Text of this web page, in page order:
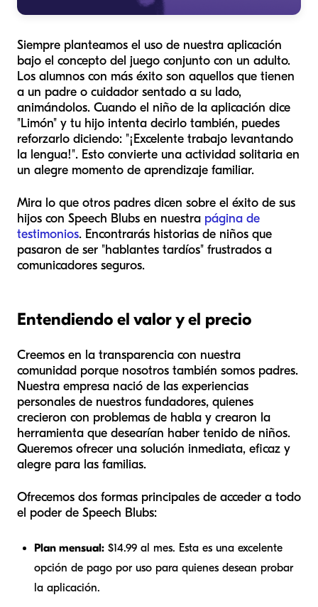
Siempre planteamos el uso de nuestra aplicación
bajo el concepto del juego conjunto con un adulto.
Los alumnos con más éxito son aquellos que tienen
a un padre o cuidador sentado a su lado,
animándolos. Cuando el niño de la aplicación dice
"Limón" y tu hijo intenta decirlo también, puedes
reforzarlo diciendo: "¡Excelente trabajo levantando
la lengua!". Esto convierte una actividad solitaria en
un alegre momento de aprendizaje familiar.
Mira lo que otros padres dicen sobre el éxito de sus
hijos con Speech Blubs en nuestra página de
testimonios. Encontrarás historias de niños que
pasaron de ser "hablantes tardíos" frustrados a
comunicadores seguros.
Entendiendo el valor y el precio
Creemos en la transparencia con nuestra
comunidad porque nosotros también somos padres.
Nuestra empresa nació de las experiencias
personales de nuestros fundadores, quienes
crecieron con problemas de habla y crearon la
herramienta que desearían haber tenido de niños.
Queremos ofrecer una solución inmediata, eficaz y
alegre para las familias.
Ofrecemos dos formas principales de acceder a todo
el poder de Speech Blubs:
Plan mensual: $14.99 al mes. Esta es una excelente
opción de pago por uso para quienes desean probar
la aplicación.